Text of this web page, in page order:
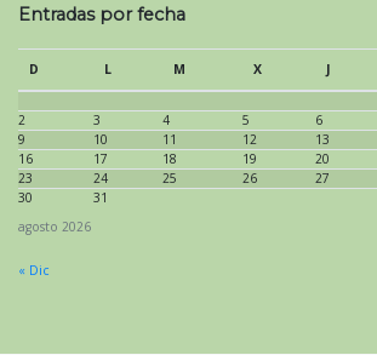
Entradas por fecha
agosto 2026
D L M X J
2
3 4 5 6
9
10 11 12 13
16
17 18 19 20
23
24 25 26 27
30
31
« Dic